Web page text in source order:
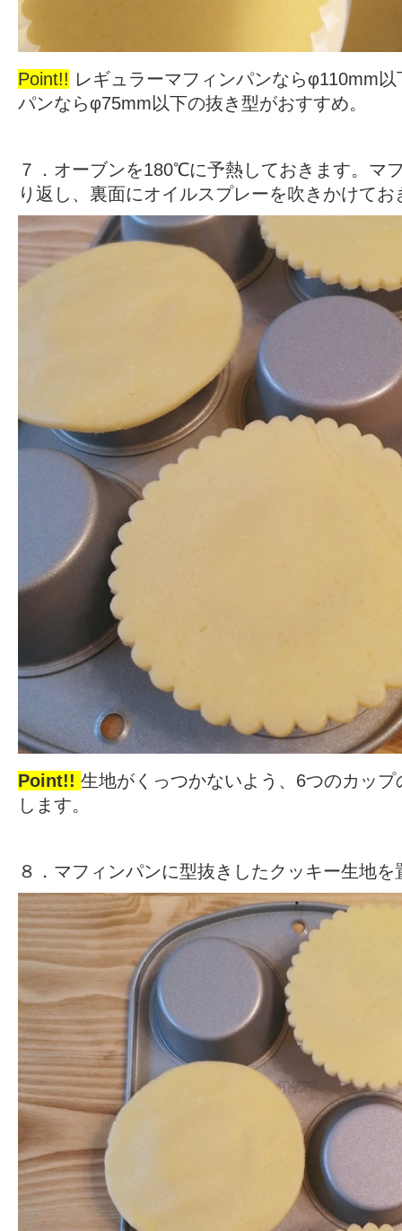
Point!! レギュラーマフィンパンならφ110mm
パンならφ75mm以下の抜き型がおすすめ。
７．オーブンを180℃に予熱しておきます。マ
り返し、裏面にオイルスプレーを吹きかけてお
Point!! 生地がくっつかないよう、6つのカッ
します。
８．マフィンパンに型抜きしたクッキー生地を